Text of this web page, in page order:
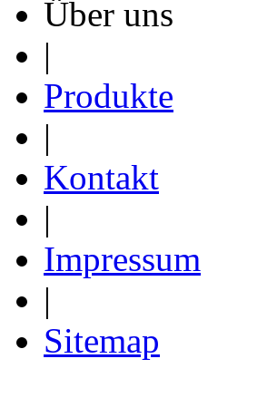
Über uns
|
Produkte
|
Kontakt
|
Impressum
|
Sitemap